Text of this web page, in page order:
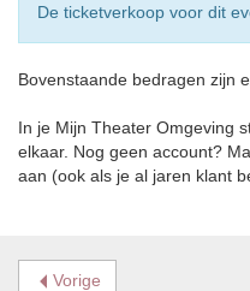
De ticketverkoop voor dit
Bovenstaande bedragen zijn
In je Mijn Theater Omgeving
elkaar. Nog geen account?
aan (ook als je al jaren klant
Vorige